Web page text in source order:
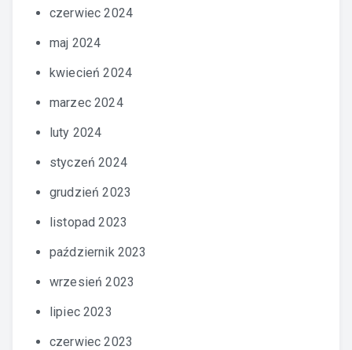
czerwiec 2024
maj 2024
kwiecień 2024
marzec 2024
luty 2024
styczeń 2024
grudzień 2023
listopad 2023
październik 2023
wrzesień 2023
lipiec 2023
czerwiec 2023